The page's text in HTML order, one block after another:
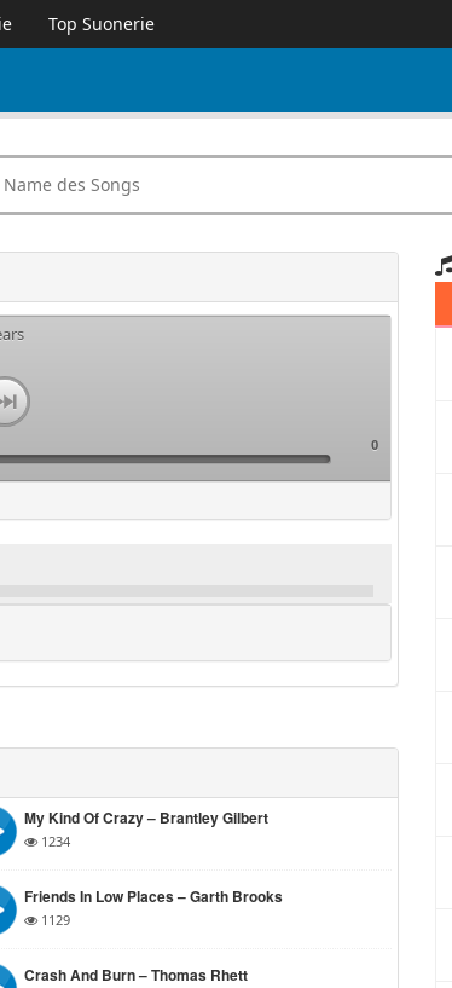
Top Suonerie
0
My Kind Of Crazy – Brantley Gilbert
1234
Friends In Low Places – Garth Brooks
1129
Crash And Burn – Thomas Rhett